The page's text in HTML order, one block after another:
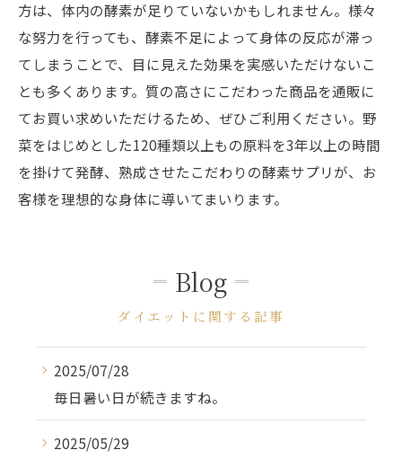
方は、体内の酵素が足りていないかもしれません。様々
な努力を行っても、酵素不足によって身体の反応が滞っ
てしまうことで、目に見えた効果を実感いただけないこ
とも多くあります。質の高さにこだわった商品を通販に
てお買い求めいただけるため、ぜひご利用ください。野
菜をはじめとした120種類以上もの原料を3年以上の時間
を掛けて発酵、熟成させたこだわりの酵素サプリが、お
客様を理想的な身体に導いてまいります。
Blog
ダイエットに関する記事
2025/07/28
毎日暑い日が続きますね。
2025/05/29